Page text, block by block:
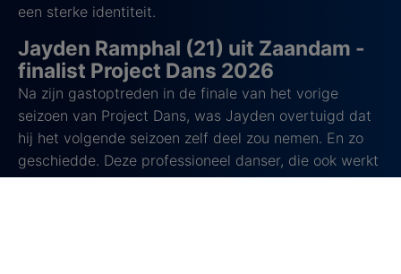
een sterke identiteit.
Jayden Ramphal (21) uit Zaandam -
finalist Project Dans 2026
Na zijn gastoptreden in de finale van het vorige
seizoen van Project Dans, was Jayden overtuigd dat
hij het volgende seizoen zelf deel zou nemen. En zo
geschiedde. Deze professioneel danser, die ook werkt
als model, hoopt met zijn performances en energie